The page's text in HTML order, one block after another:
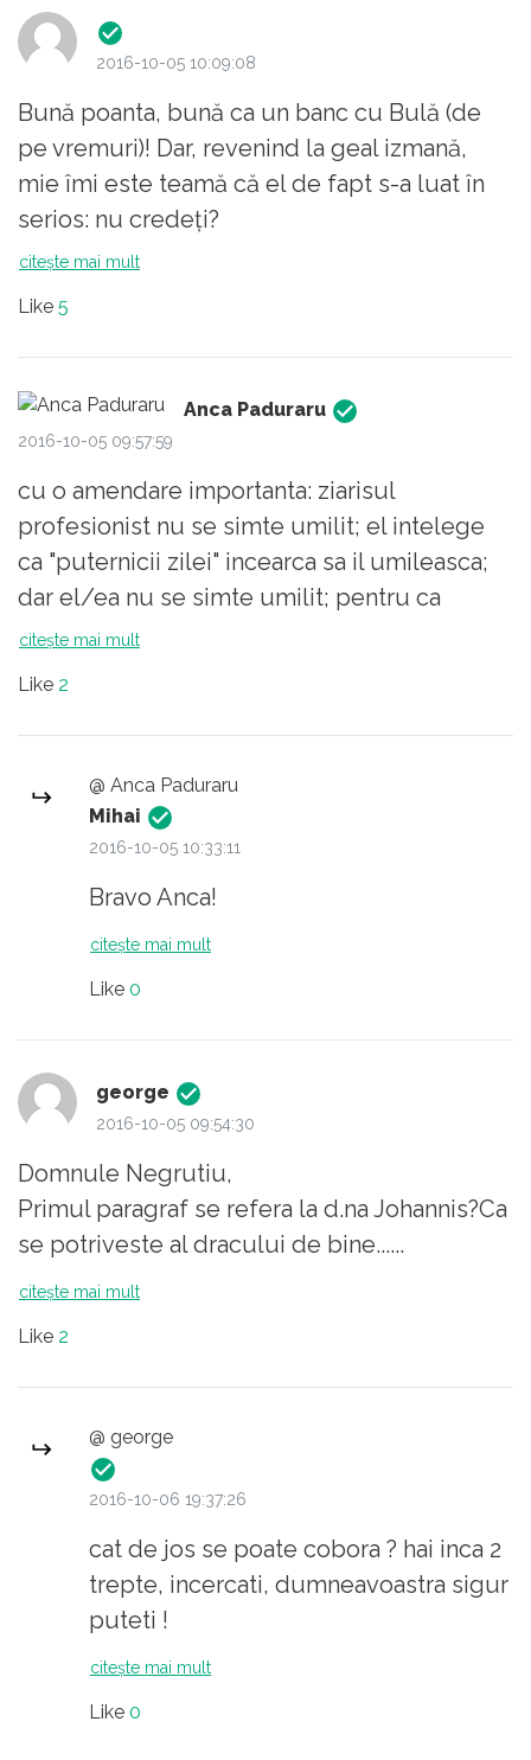
2016-10-05 10:09:08
Bună poanta, bună ca un banc cu Bulă (de
pe vremuri)! Dar, revenind la geal izmană,
mie îmi este teamă că el de fapt s-a luat în
serios: nu credeți?
citește mai mult
Like 5
Anca Paduraru
2016-10-05 09:57:59
cu o amendare importanta: ziarisul
profesionist nu se simte umilit; el intelege
ca "puternicii zilei" incearca sa il umileasca;
dar el/ea nu se simte umilit; pentru ca
problema este a abuzatorului, nu a celui pe
ultimul cuvant ... bine, poate nu imediat,
pentru ca sefii publicatiei au deal-uri
separate cu "puternicii zilei" ... dar candva,
peste ani, va avea ultimul cuvant; asadar
este calm, si consemneaza, si in nici un caz
citește mai mult
Like 2
@ Anca Paduraru
Mihai
2016-10-05 10:33:11
Bravo Anca!
citește mai mult
Like 0
george
2016-10-05 09:54:30
Domnule Negrutiu,
Primul paragraf se refera la d.na Johannis?Ca
se potriveste al dracului de bine......
citește mai mult
Like 2
@ george
2016-10-06 19:37:26
cat de jos se poate cobora ? hai inca 2
trepte, incercati, dumneavoastra sigur
puteti !
citește mai mult
Like 0